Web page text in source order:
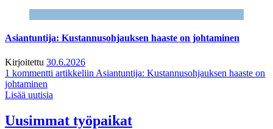
Asiantuntija: Kustannusohjauksen haaste on johtaminen
Kirjoitettu 30.6.2026
1 kommentti artikkeliin Asiantuntija: Kustannusohjauksen haaste on
johtaminen
Lisää uutisia
Uusimmat työpaikat